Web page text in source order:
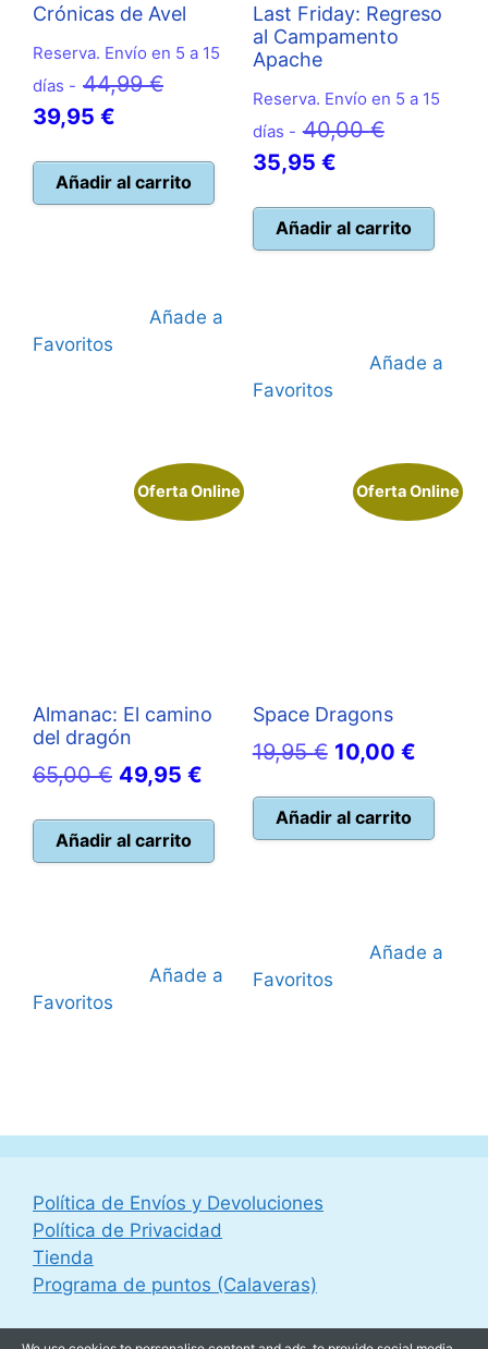
Crónicas de Avel
Reserva. Envío en 5 a 15
días - 44,99€El
era:
44,99 €.
39,95 €
actual
es:
Añadir al carrito
Añade a
Favoritos
Last Friday: Regreso
al Campamento
Apache
Reserva. Envío en 5 a 15
días - 40,00€El
era:
40,00 €.
35,95 €El
actual
es:
Añadir al carrito
Añade a
Favoritos
Oferta Online
Almanac: El camino
del dragón
65,00€ El
original
era:
49,95 €
precio
actual
es:
Añadir al carrito
Añade a
Favoritos
Oferta Online
Space Dragons
19,95€ El
original
era:
10,00 €El
es:
Añadir al carrito
Añade a
Favoritos
Política de Envíos y Devoluciones
Política de Privacidad
Tienda
Programa de puntos (Calaveras)